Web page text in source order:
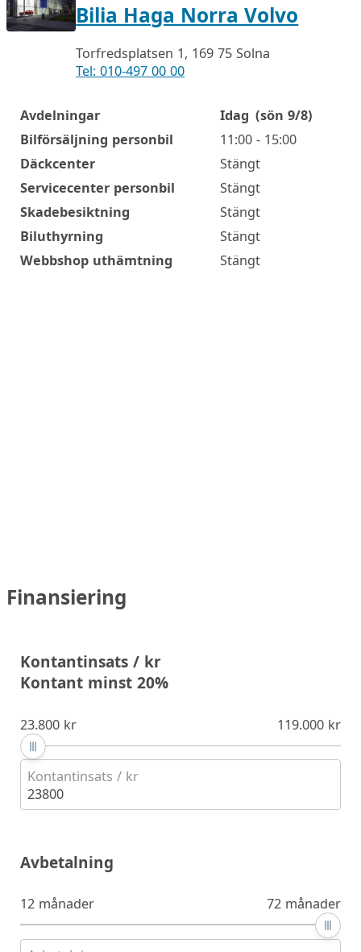
Bilia Haga Norra Volvo
Torfredsplatsen 1, 169 75 Solna
Tel: 010-497 00 00
Öppettider
Avdelningar Idag (sön 9/8)
Bilförsäljning personbil
11:00 - 15:00
Däckcenter
Stängt
Servicecenter personbil
Stängt
Skadebesiktning
Stängt
Biluthyrning
Stängt
Webbshop uthämtning
Stängt
Finansiering
Kontantinsats / kr
Kontant minst 20%
23.800 kr 119.000 kr
Kontantinsats / kr
23800
Avbetalning
12 månader 72 månader